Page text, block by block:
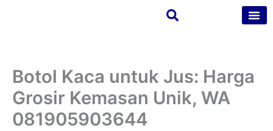
Botol Kaca untuk Jus: Harga
Grosir Kemasan Unik, WA
081905903644